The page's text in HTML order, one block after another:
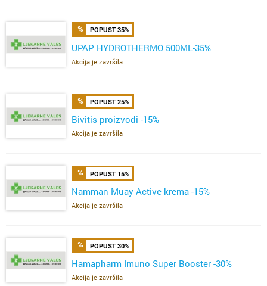
POPUST 35%
UPAP HYDROTHERMO 500ML-35%
Akcija je završila
POPUST 25%
Bivitis proizvodi -15%
Akcija je završila
POPUST 15%
Namman Muay Active krema -15%
Akcija je završila
POPUST 30%
Hamapharm Imuno Super Booster -30%
Akcija je završila